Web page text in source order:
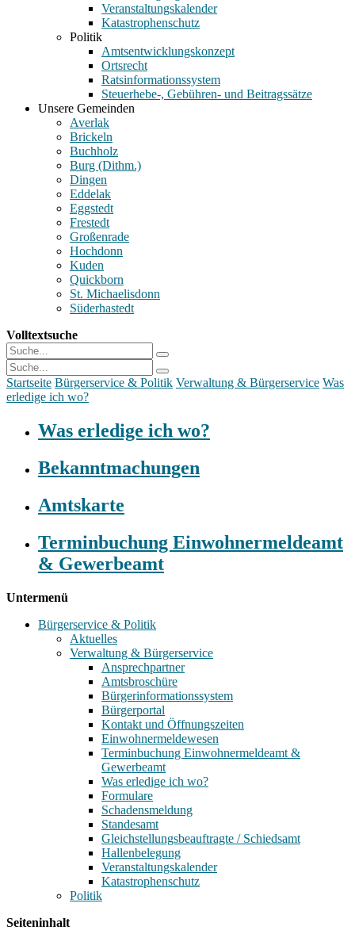
Veranstaltungskalender
Katastrophenschutz
Politik
Amtsentwicklungskonzept
Ortsrecht
Ratsinformationssystem
Steuerhebe-, Gebühren- und Beitragssätze
Unsere Gemeinden
Averlak
Brickeln
Buchholz
Burg (Dithm.)
Dingen
Eddelak
Eggstedt
Frestedt
Großenrade
Hochdonn
Kuden
Quickborn
St. Michaelisdonn
Süderhastedt
Volltextsuche
Startseite Bürgerservice & Politik Verwaltung & Bürgerservice Was
erledige ich wo?
Was erledige ich wo?
Bekanntmachungen
Amtskarte
Terminbuchung Einwohnermeldeamt
& Gewerbeamt
Untermenü
Bürgerservice & Politik
Aktuelles
Verwaltung & Bürgerservice
Ansprechpartner
Amtsbroschüre
Bürgerinformationssystem
Bürgerportal
Kontakt und Öffnungszeiten
Einwohnermeldewesen
Terminbuchung Einwohnermeldeamt &
Gewerbeamt
Was erledige ich wo?
Formulare
Schadensmeldung
Standesamt
Gleichstellungsbeauftragte / Schiedsamt
Hallenbelegung
Veranstaltungskalender
Katastrophenschutz
Politik
Seiteninhalt